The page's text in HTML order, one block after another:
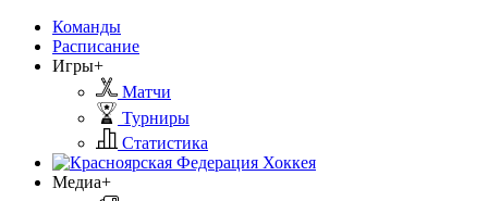
Команды
Расписание
Игры+
Матчи
Турниры
Статистика
Медиа+